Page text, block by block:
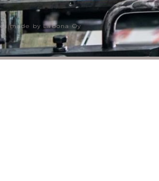
made by Labona Oy